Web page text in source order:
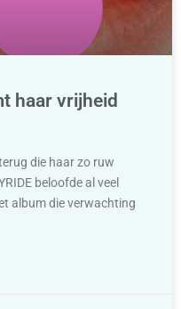
haar vrijheid
die haar zo ruw
beloofde al veel
album die verwachting